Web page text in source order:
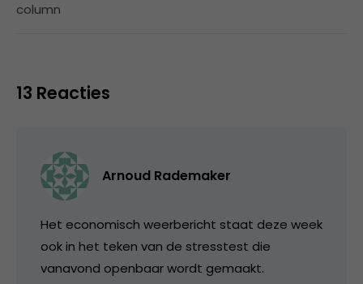
column
13 Reacties
Arnoud Rademaker
Het economisch weerbericht staat deze week
ook in het teken van de stresstest die
vanavond openbaar wordt gemaakt.